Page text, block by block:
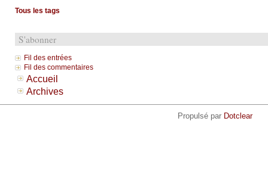
Tous les tags
S'abonner
Fil des entrées
Fil des commentaires
Accueil
Archives
Propulsé par Dotclear